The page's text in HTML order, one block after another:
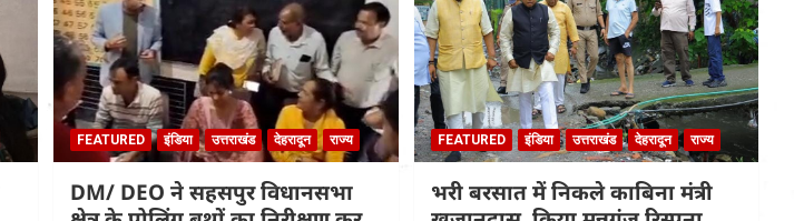
FEATURED इंडिया उत्तराखंड देहरादून राज्य
DM/ DEO ने सहसपुर विधानसभा
FEATURED इंडिया उत्तराखंड देहरादून राज्य
भरी बरसात में निकले काबिना मंत्री